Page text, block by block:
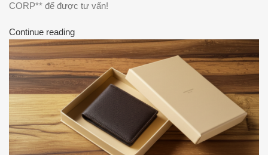
CORP** để được tư vấn!
Continue reading